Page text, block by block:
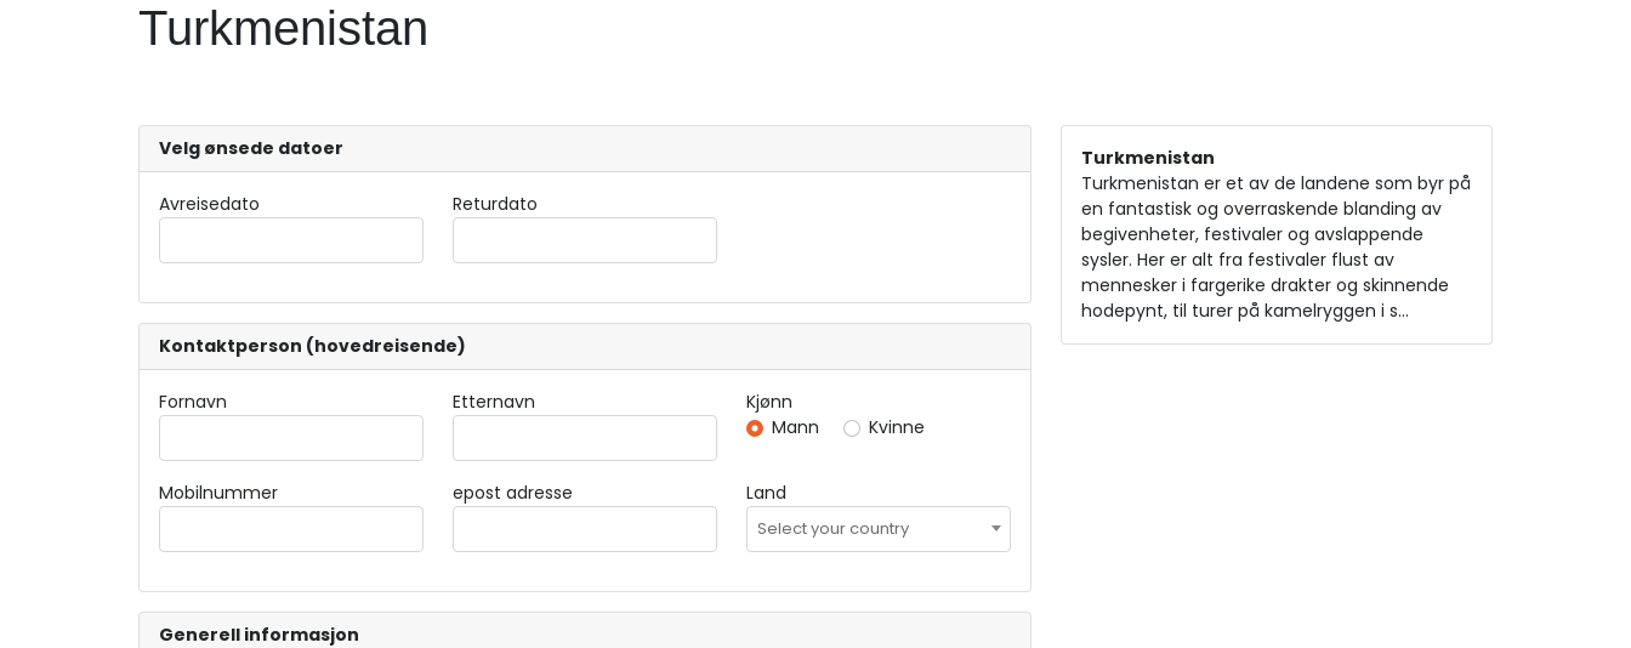
Turkmenistan
Velg ønsede datoer
Avreisedato Returdato
Kontaktperson (hovedreisende)
Fornavn Etternavn
Kjønn
Mann
Kvinne
Mobilnummer epost adresse Land
Select your country
Generell informasjon
Turkmenistan
Turkmenistan er et av de landene som byr på
en fantastisk og overraskende blanding av
begivenheter, festivaler og avslappende
sysler. Her er alt fra festivaler flust av
mennesker i fargerike drakter og skinnende
hodepynt, til turer på kamelryggen i s…